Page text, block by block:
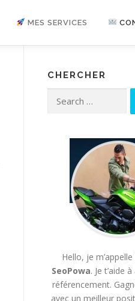
MES SERVICES
CHERCHER
Search for:
Hello, je m’appelle
SeoPowa. Je t’aide
référencement.
avec un meilleur